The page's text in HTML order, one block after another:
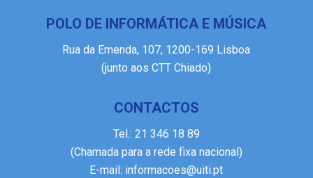
POLO DE INFORMÁTICA E MÚSICA
Rua da Emenda, 107, 1200-169 Lisboa
(junto aos CTT Chiado)
CONTACTOS
Tel.: 21 346 18 89
(Chamada para a rede fixa nacional)
E-mail: informacoes@uiti.pt